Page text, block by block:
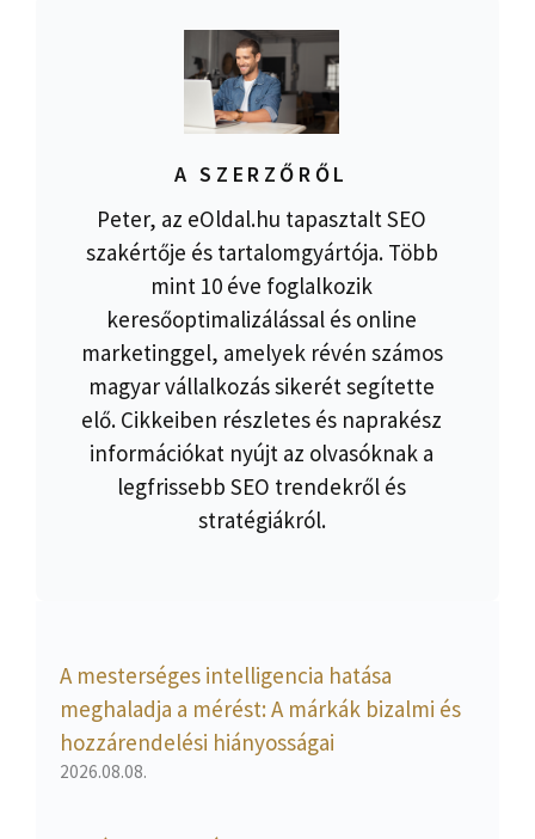
A SZERZŐRŐL
Peter, az eOldal.hu tapasztalt SEO
szakértője és tartalomgyártója. Több
mint 10 éve foglalkozik
keresőoptimalizálással és online
marketinggel, amelyek révén számos
magyar vállalkozás sikerét segítette
elő. Cikkeiben részletes és naprakész
információkat nyújt az olvasóknak a
legfrissebb SEO trendekről és
stratégiákról.
A mesterséges intelligencia hatása
meghaladja a mérést: A márkák bizalmi és
hozzárendelési hiányosságai
2026.08.08.